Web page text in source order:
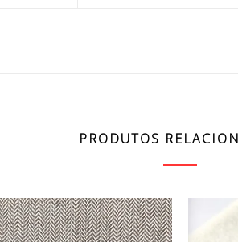
PRODUTOS